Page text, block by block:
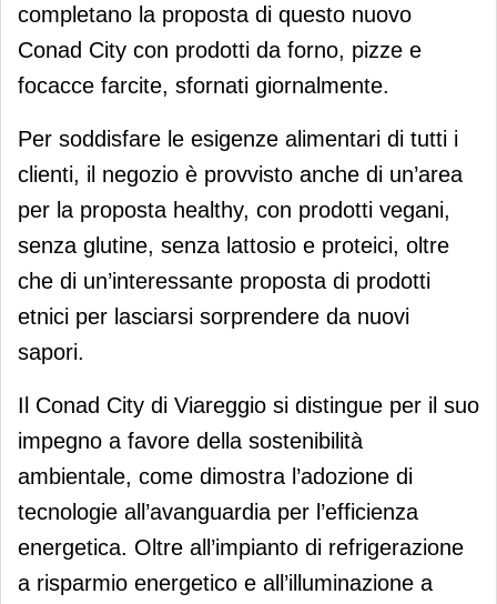
completano la proposta di questo nuovo
Conad City con prodotti da forno, pizze e
focacce farcite, sfornati giornalmente.
Per soddisfare le esigenze alimentari di tutti i
clienti, il negozio è provvisto anche di un’area
per la proposta healthy, con prodotti vegani,
senza glutine, senza lattosio e proteici, oltre
che di un’interessante proposta di prodotti
etnici per lasciarsi sorprendere da nuovi
sapori.
Il Conad City di Viareggio si distingue per il suo
impegno a favore della sostenibilità
ambientale, come dimostra l’adozione di
tecnologie all’avanguardia per l’efficienza
energetica. Oltre all’impianto di refrigerazione
a risparmio energetico e all’illuminazione a